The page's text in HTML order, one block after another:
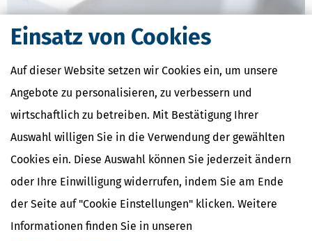
Einsatz von Cookies
Auf dieser Website setzen wir Cookies ein, um unsere
Angebote zu personalisieren, zu verbessern und
wirtschaftlich zu betreiben. Mit Bestätigung Ihrer
Auswahl willigen Sie in die Verwendung der gewählten
Cookies ein. Diese Auswahl können Sie jederzeit ändern
oder Ihre Einwilligung widerrufen, indem Sie am Ende
der Seite auf "Cookie Einstellungen" klicken. Weitere
Informationen finden Sie in unseren
Steuererklärung für Verstorbene: Alles Wichtige für Erben, Fristen
24.07.2026, 06:44 Uhr] Die steuerlichen Pflichten eines
Verstorbenen gehen mit dem Tod automatisch auf die Erben über.
Steuererklärung für das Todesjahr und eventuelle Vorjahre
abgeben muss, falls der Verstorbene dazu